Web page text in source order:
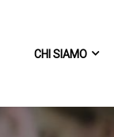
CHI SIAMO